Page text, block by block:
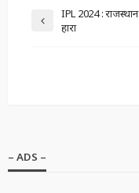
IPL 2024 :
हारा
– ADS –